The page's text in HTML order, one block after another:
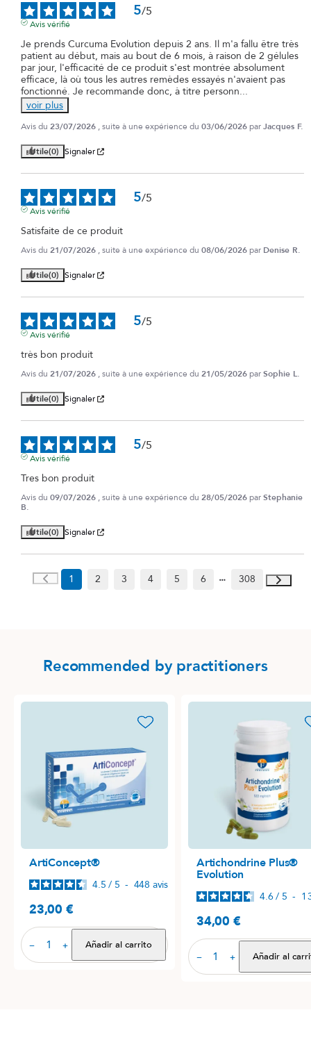
5/5
Avis vérifié
Je prends Curcuma Evolution depuis 2 ans. Il m'a fallu être très
patient au début, mais au bout de 6 mois, à raison de 2 gélules
par jour, l'efficacité de ce produit s'est montrée absolument
efficace, là où tous les autres remèdes essayés n'avaient pas
fonctionné. Je recommande donc, à titre personn...
voir plus
Avis du 23/07/2026 , suite à une expérience du 03/06/2026 parJacques F.
Utile(0) Signaler
5/5
Avis vérifié
Satisfaite de ce produit
Avis du 21/07/2026 , suite à une expérience du 08/06/2026 par Denise R.
Utile(0) Signaler
5/5
Avis vérifié
très bon produit
Avis du 21/07/2026 , suite à une expérience du 21/05/2026 parSophie L.
Utile(0) Signaler
5/5
Avis vérifié
Tres bon produit
Avis du 09/07/2026 , suite à une expérience du 28/05/2026 parStephanie
B.
Utile(0) Signaler
1 2 3 4 5 6 308
Recommended by practitioners
favorite_border
ArtiConcept®
4.5 / 5 - 448 avis
Precio
23,00 €
− + Añadir al carrito
Artichondrine Plus®
Evolution
4.6 / 5 - 1
Precio
34,00 €
− + Añadir al